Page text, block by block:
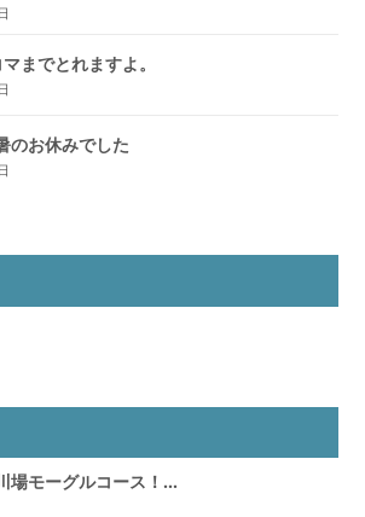
までとれますよ。
のお休みでした
場モーグルコース！...